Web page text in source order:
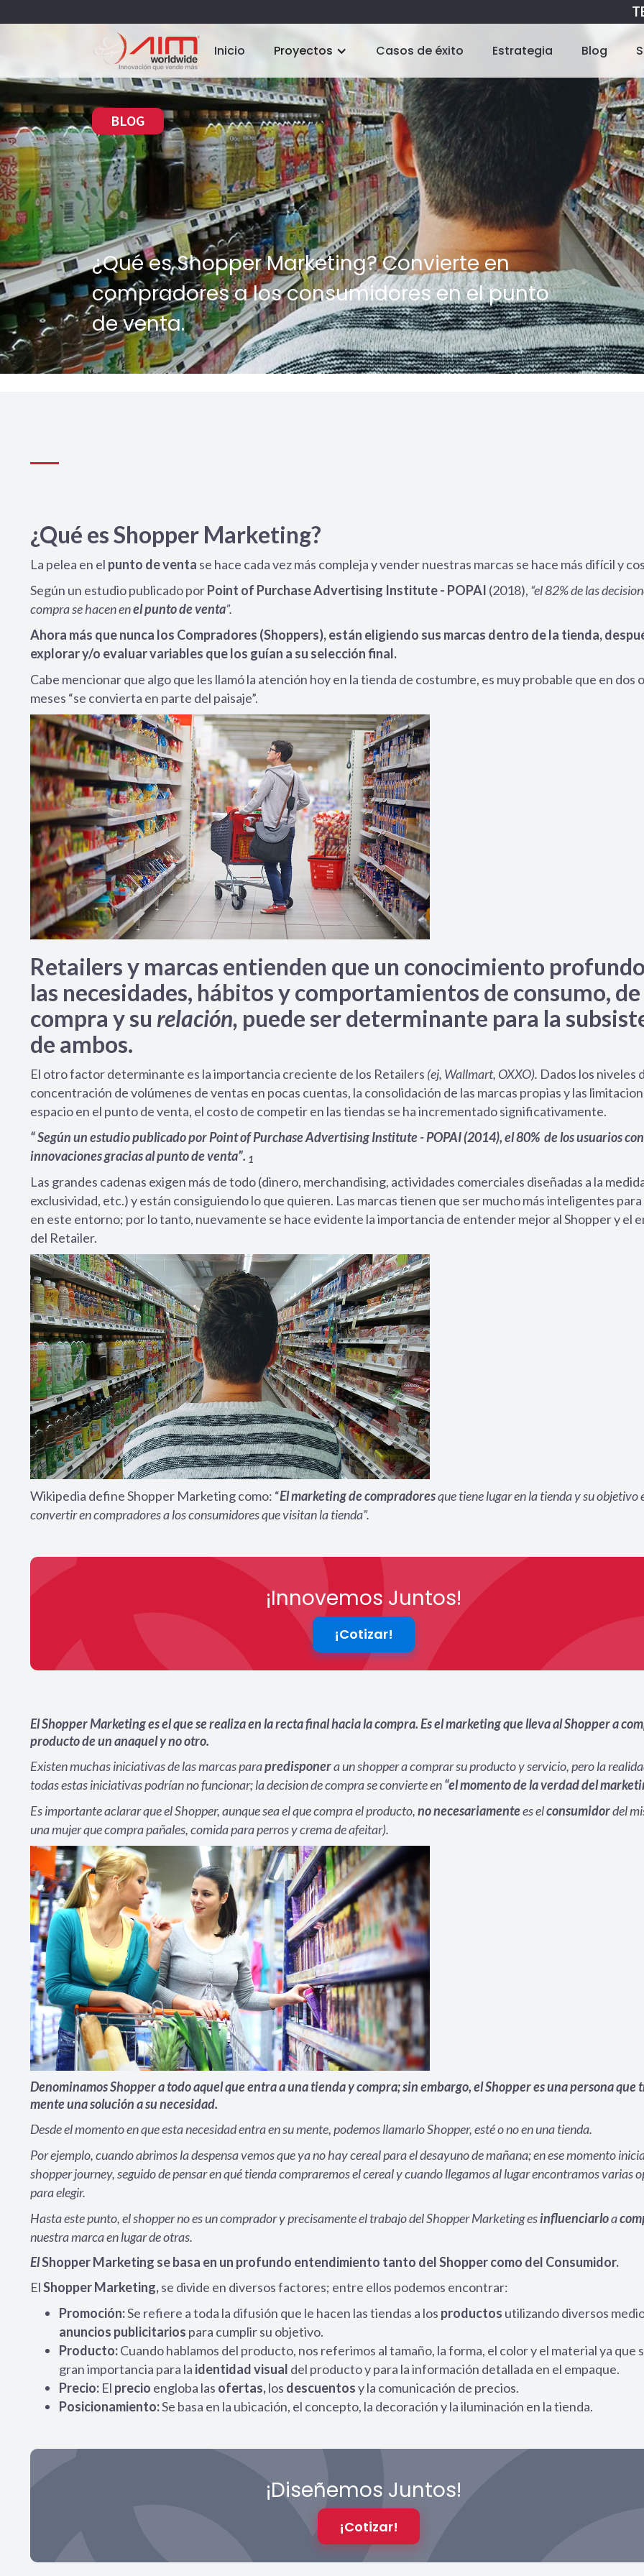
Inicio Proyectos Casos de éxito Estrategia Blog
BLOG
¿Qué es Shopper Marketing? Convierte en
compradores a los consumidores en el punto
de venta.
¿Qué es Shopper Marketing?
La pelea en el punto de venta se hace cada vez más compleja y vender nuestras marcas se hace más difícil y
Según un estudio publicado porPoint of Purchase Advertising Institute - POPAI (2018), “el 82% de las
compra se hacen enel punto de venta”.
Ahora más que nunca los Compradores (Shoppers), están eligiendo sus marcas dentro de la tienda,
explorar y/o evaluar variables que los guían a su selección final.
Cabe mencionar que algo que les llamó la atención hoy en la tienda de costumbre, es muy probable que en dos
meses “se convierta en parte del paisaje”.
Retailers y marcas entienden que un conocimiento
las necesidades, hábitos y comportamientos de consumo, de
compra y su relación, puede ser determinante para la
de ambos.
El otro factor determinante es la importancia creciente de los Retailers (ej, Wallmart, OXXO). Dados los niveles
concentración de volúmenes de ventas en pocas cuentas, la consolidación de las marcas propias y las
espacio en el punto de venta, el costo de competir en las tiendas se ha incrementado significativamente.
“ Según un estudio publicado por Point of Purchase Advertising Institute - POPAI (2014), el 80% de los usuarios
innovaciones gracias al punto de venta”. 1
Las grandes cadenas exigen más de todo (dinero, merchandising, actividades comerciales diseñadas a la
exclusividad, etc.) y están consiguiendo lo que quieren. Las marcas tienen que ser mucho más inteligentes
en este entorno; por lo tanto, nuevamente se hace evidente la importancia de entender mejor al Shopper y el
del Retailer.
Wikipedia define Shopper Marketing como: “El marketing de compradoresque tiene lugar en la tienda y su objetivo
convertir en compradores a los consumidores que visitan la tienda”.
¡Innovemos Juntos!
¡Cotizar!
El Shopper Marketing es el que se realiza en la recta final hacia la compra. Es el marketing que lleva al Shopper a
producto de un anaquel y no otro.
Existen muchas iniciativas de las marcas parapredisponera un shopper a comprar su producto y servicio, pero la
todas estas iniciativas podrían no funcionar; la decision de compra se convierte en“el momento de la verdad del
Es importante aclarar que el Shopper, aunque sea el que compra el producto,no necesariamentees elconsumidordel
una mujer que compra pañales, comida para perros y crema de afeitar).
Denominamos Shopper a todo aquel que entra a una tienda y compra; sin embargo, el Shopper es una persona que
mente una solución a su necesidad.
Desde el momento en que esta necesidad entra en su mente, podemos llamarlo Shopper, esté o no en una tienda.
Por ejemplo, cuando abrimos la despensa vemos que ya no hay cereal para el desayuno de mañana; en ese momento
shopper journey, seguido de pensar en qué tienda compraremos el cereal y cuando llegamos al lugar encontramos varias
para elegir.
Hasta este punto, el shopper no es un comprador y precisamente el trabajo del Shopper Marketing esinfluenciarloa
nuestra marca en lugar de otras.
ElShopper Marketing se basa en un profundo entendimiento tanto delShoppercomo del Consumidor.
ElShopper Marketing,se divide en diversos factores; entre ellos podemos encontrar:
Promoción:Se refiere a toda la difusión que le hacen las tiendas a los productos utilizando diversos
anuncios publicitarios para cumplir su objetivo.
Producto:Cuando hablamos del producto, nos referimos al tamaño, la forma, el color y el material ya que
gran importancia para la identidad visual del producto y para la información detallada en el empaque.
Precio: El precio engloba las ofertas,los descuentosy la comunicación de precios.
Posicionamiento:Se basa en la ubicación, el concepto, la decoración y la iluminación en la tienda.
¡Diseñemos Juntos!
¡Cotizar!